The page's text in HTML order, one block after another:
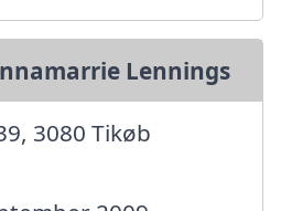
Lennings
3080 Tikøb